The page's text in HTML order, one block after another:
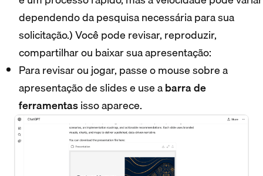
dependendo da pesquisa necessária para sua
solicitação.) Você pode revisar, reproduzir,
compartilhar ou baixar sua apresentação:
Para revisar ou jogar, passe o mouse sobre a
apresentação de slides e use abarra de
ferramentasisso aparece.